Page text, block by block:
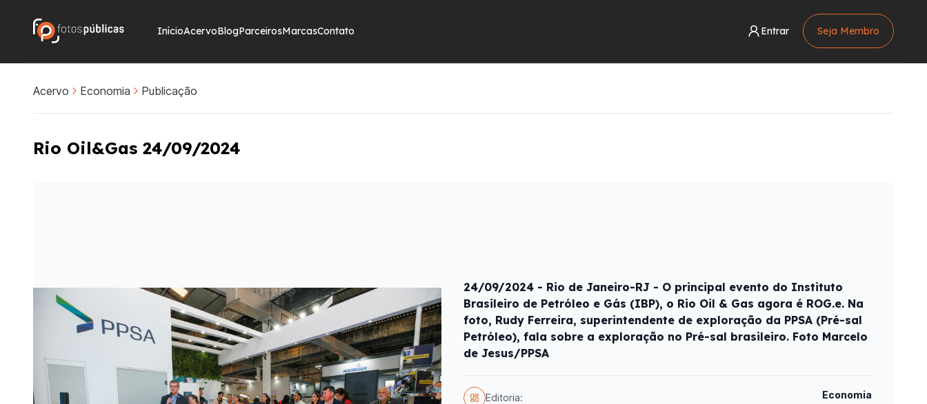
InícioAcervoBlogParceirosMarcasContato Entrar Seja Membro
Acervo Economia Publicação
Rio Oil&Gas 24/09/2024
24/09/2024 - Rio de Janeiro-RJ - O principal evento do Instituto
Brasileiro de Petróleo e Gás (IBP), o Rio Oil & Gas agora é ROG.e. Na
foto, Rudy Ferreira, superintendente de exploração da PPSA (Pré-sal
Petróleo), fala sobre a exploração no Pré-sal brasileiro. Foto Marcelo
de Jesus/PPSA
Editoria: Economia